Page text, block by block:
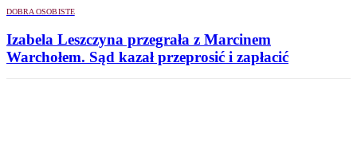
DOBRA OSOBISTE
Izabela Leszczyna przegrała z Marcinem
Warchołem. Sąd kazał przeprosić i zapłacić